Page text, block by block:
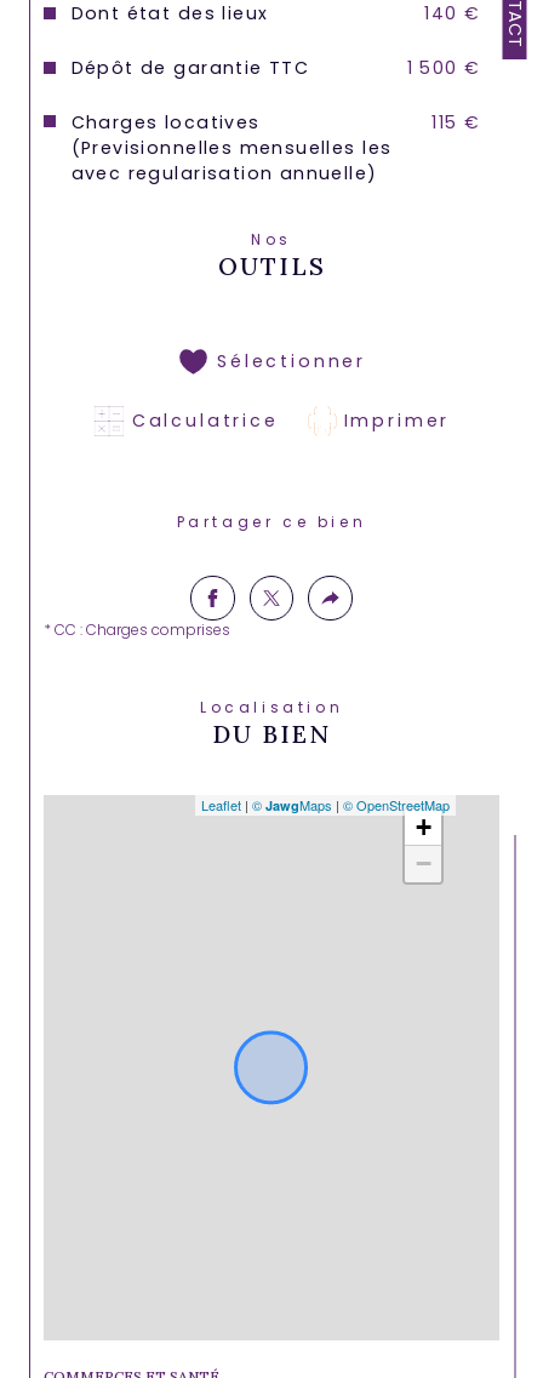
Dont état des lieux 140 €
Dépôt de garantie TTC 1 500 €
Charges locatives
(Previsionnelles mensuelles les
avec regularisation annuelle)
115 €
Nos
OUTILS
Sélectionner
Calculatrice Imprimer
Partager ce bien
* CC : Charges comprises
Localisation
DU BIEN
+
−
Leaflet | © JawgMaps | © OpenStreetMap